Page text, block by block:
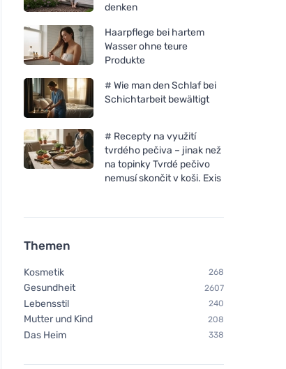
denken
Haarpflege bei hartem
Wasser ohne teure
Produkte
# Wie man den Schlaf bei
Schichtarbeit bewältigt
# Recepty na využití
tvrdého pečiva – jinak než
na topinky Tvrdé pečivo
nemusí skončit v koši. Exis
Themen
Kosmetik 268
Gesundheit 2607
Lebensstil 240
Mutter und Kind 208
Das Heim 338